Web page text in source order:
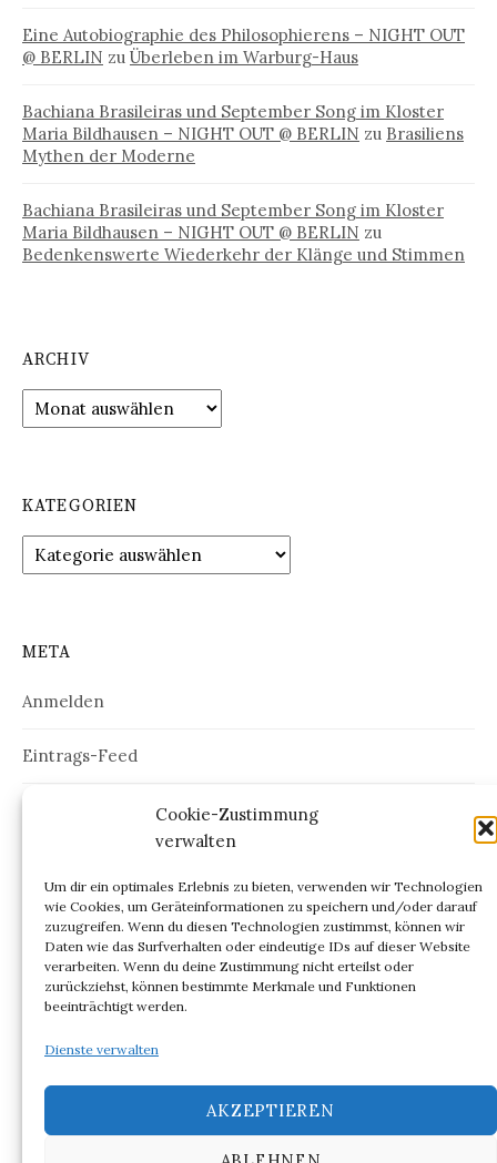
Cookie-Zustimmung
verwalten
Um dir ein optimales Erlebnis zu bieten, verwenden wir Technologien
wie Cookies, um Geräteinformationen zu speichern und/oder darauf
zuzugreifen. Wenn du diesen Technologien zustimmst, können wir
Daten wie das Surfverhalten oder eindeutige IDs auf dieser Website
verarbeiten. Wenn du deine Zustimmung nicht erteilst oder
zurückziehst, können bestimmte Merkmale und Funktionen
beeinträchtigt werden.
Dienste verwalten
AKZEPTIEREN
Eine Autobiographie des Philosophierens – NIGHT OUT
@ BERLIN zu Überleben im Warburg-Haus
Bachiana Brasileiras und September Song im Kloster
Maria Bildhausen – NIGHT OUT @ BERLIN zu Brasiliens
Mythen der Moderne
Bachiana Brasileiras und September Song im Kloster
Maria Bildhausen – NIGHT OUT @ BERLIN zu
Bedenkenswerte Wiederkehr der Klänge und Stimmen
ARCHIV
Archiv
KATEGORIEN
Kategorien
META
Anmelden
Eintrags-Feed
Kommentar-Feed
ARCHIV
Archiv